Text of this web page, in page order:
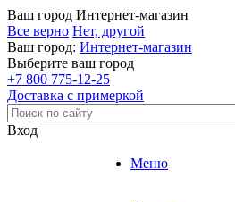
Ваш город Интернет-магазин
Все верно Нет, другой
Ваш город: Интернет-магазин
Выберите ваш город
+7 800 775-12-25
Доставка с примеркой
Вход
Меню